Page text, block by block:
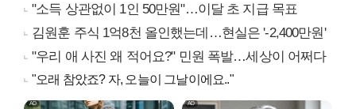
"소득 상관없이 1인 50만원"…이달 초 지급 목표
김원훈 주식 1억8천 올인했는데…현실은 '-2,400만원'
"우리 애 사진 왜 적어요?" 민원 폭발…세상이 어쩌다
"오래 참았죠? 자, 오늘이 그날이에요.."